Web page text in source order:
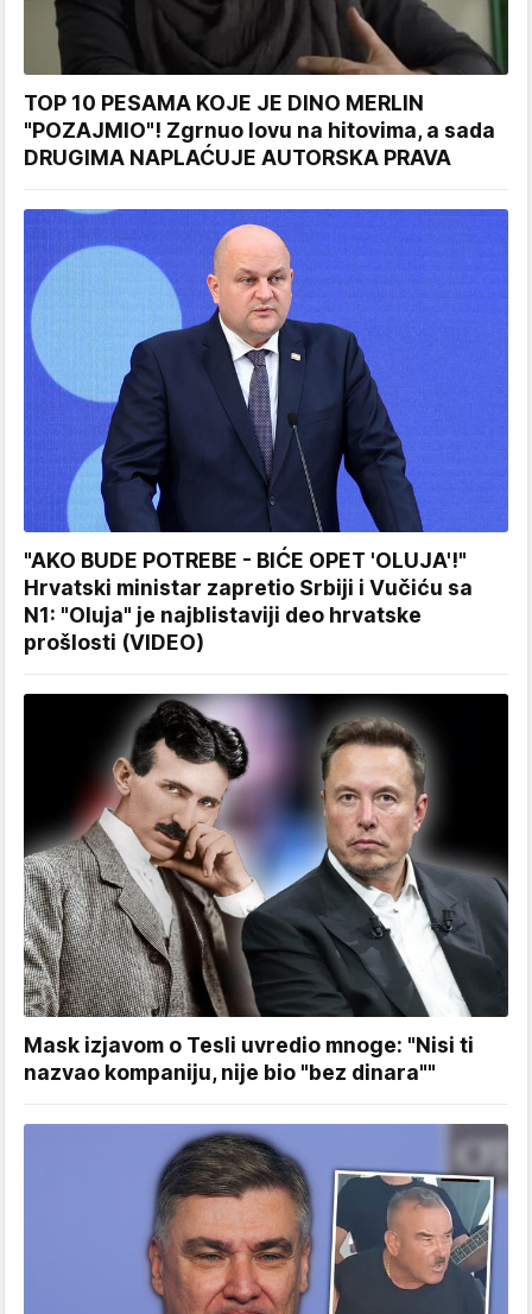
TOP 10 PESAMA KOJE JE DINO MERLIN
"POZAJMIO"! Zgrnuo lovu na hitovima, a sada
DRUGIMA NAPLAĆUJE AUTORSKA PRAVA
"AKO BUDE POTREBE - BIĆE OPET 'OLUJA'!"
Hrvatski ministar zapretio Srbiji i Vučiću sa
N1: "Oluja" je najblistaviji deo hrvatske
prošlosti (VIDEO)
Mask izjavom o Tesli uvredio mnoge: "Nisi ti
nazvao kompaniju, nije bio "bez dinara""